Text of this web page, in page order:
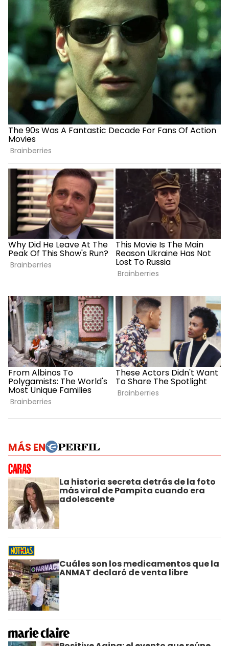
MÁS EN
La historia secreta detrás de la foto
más viral de Pampita cuando era
adolescente
Cuáles son los medicamentos que la
ANMAT declaró de venta libre